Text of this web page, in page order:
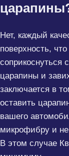
Нет, каждый
поверхность,
соприкоснуться
царапины и
заключается в
оставить
вашего
микрофибру и
В этом случае